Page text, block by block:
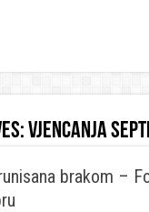
vjencanja
brakom –